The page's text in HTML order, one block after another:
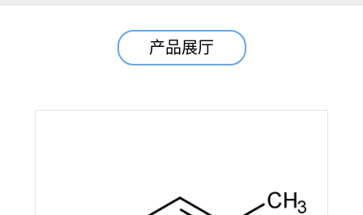
产品展厅